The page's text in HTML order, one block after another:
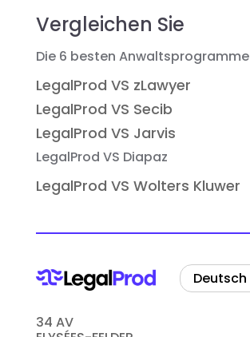
Vergleichen Sie
Die 6 besten Anwaltsprogramme
LegalProd VS zLawyer
LegalProd VS Secib
LegalProd VS Jarvis
LegalProd VS Diapaz
LegalProd VS Wolters Kluwer
34 AV
Deutsch